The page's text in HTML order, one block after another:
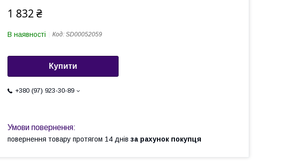
1 832 ₴
В наявності Код: SD00052059
Купити
+380 (97) 923-30-89
повернення товару протягом 14 днів за рахунок покупця